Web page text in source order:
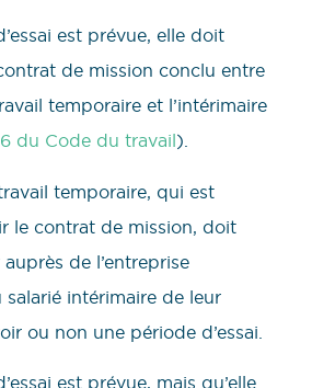
est prévue, elle doit
de mission conclu entre
temporaire et l’intérimaire
du Code du travail).
temporaire, qui est
le contrat de mission, doit
de l’entreprise
intérimaire de leur
ou non une période d’essai.
est prévue, mais qu’elle